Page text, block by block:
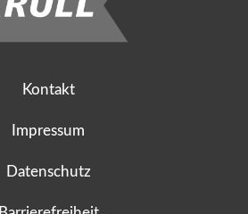
Kontakt
Impressum
Datenschutz